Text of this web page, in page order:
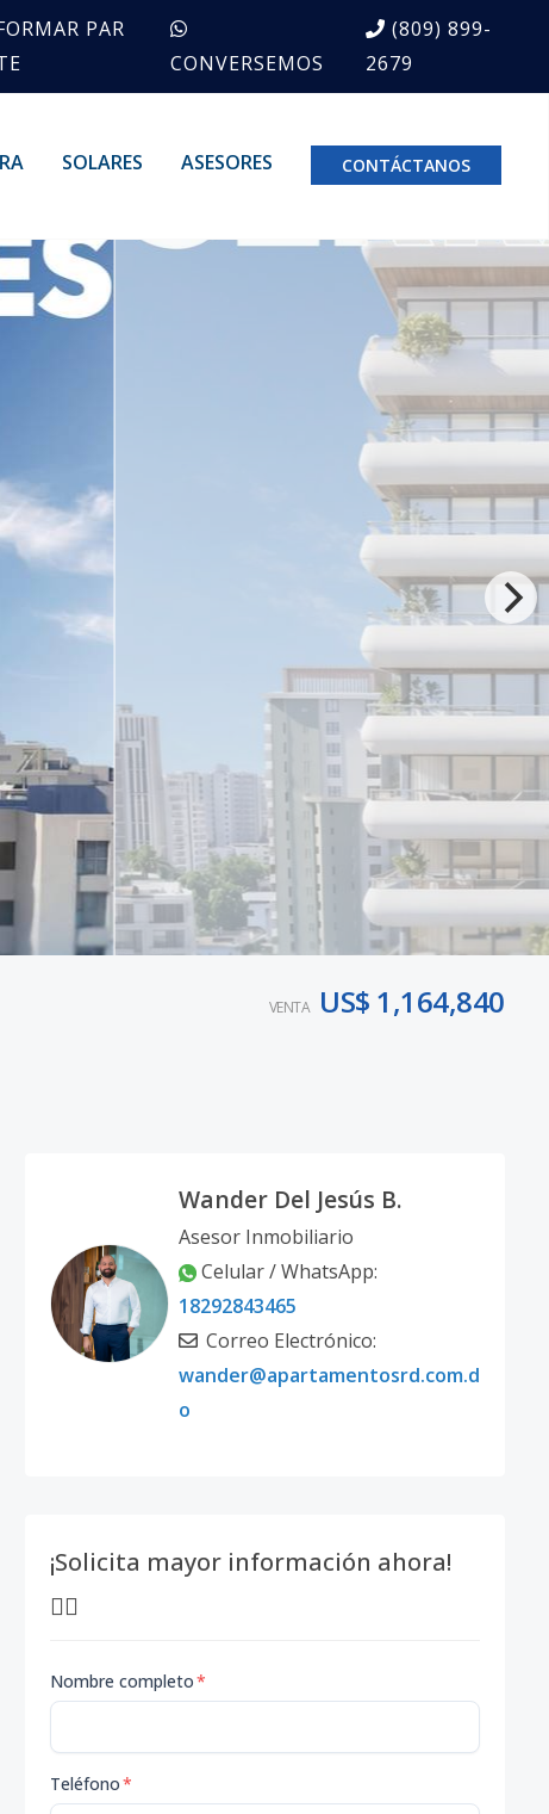
PAR
CONVERSEMOS
(809) 899-
2679
SOLARES ASESORES CONTÁCTANOS
VENTA US$ 1,164,840
Wander Del Jesús B.
Asesor Inmobiliario
Celular / WhatsApp:
18292843465
Correo Electrónico:
wander@apartamentosrd.com.d
o
¡Solicita mayor información ahora!
👇🏽
Nombre completo*
Teléfono*